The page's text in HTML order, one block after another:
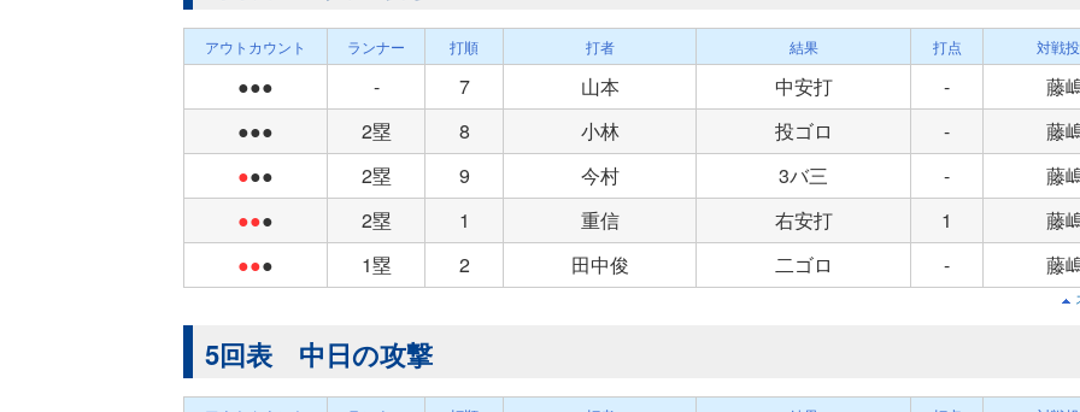
アウトカウント ランナー 打順 打者 結果 打点 対戦
●●● - 7 山本 中安打 -
藤
●●●
2塁 8 小林 投ゴロ -
藤
●●● 2塁 9 今村 3バ三 -
藤
●●● 2塁 1 重信 右安打 1
藤
●●● 1塁 2 田中俊 二ゴロ - 藤
5回表 中日の攻撃